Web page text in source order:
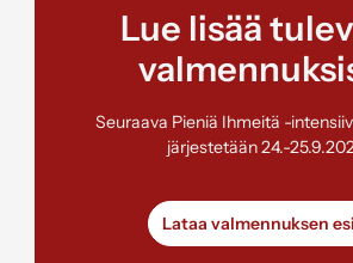
Lue lisää
Seuraava Pieniä Ihmeitä -
järjestetään 24.-
Lataa valmennuksen